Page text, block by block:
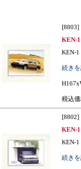
[8803]
KEN-
KEN-1
続き
税込
[8802]
KEN-
KEN-1
続き